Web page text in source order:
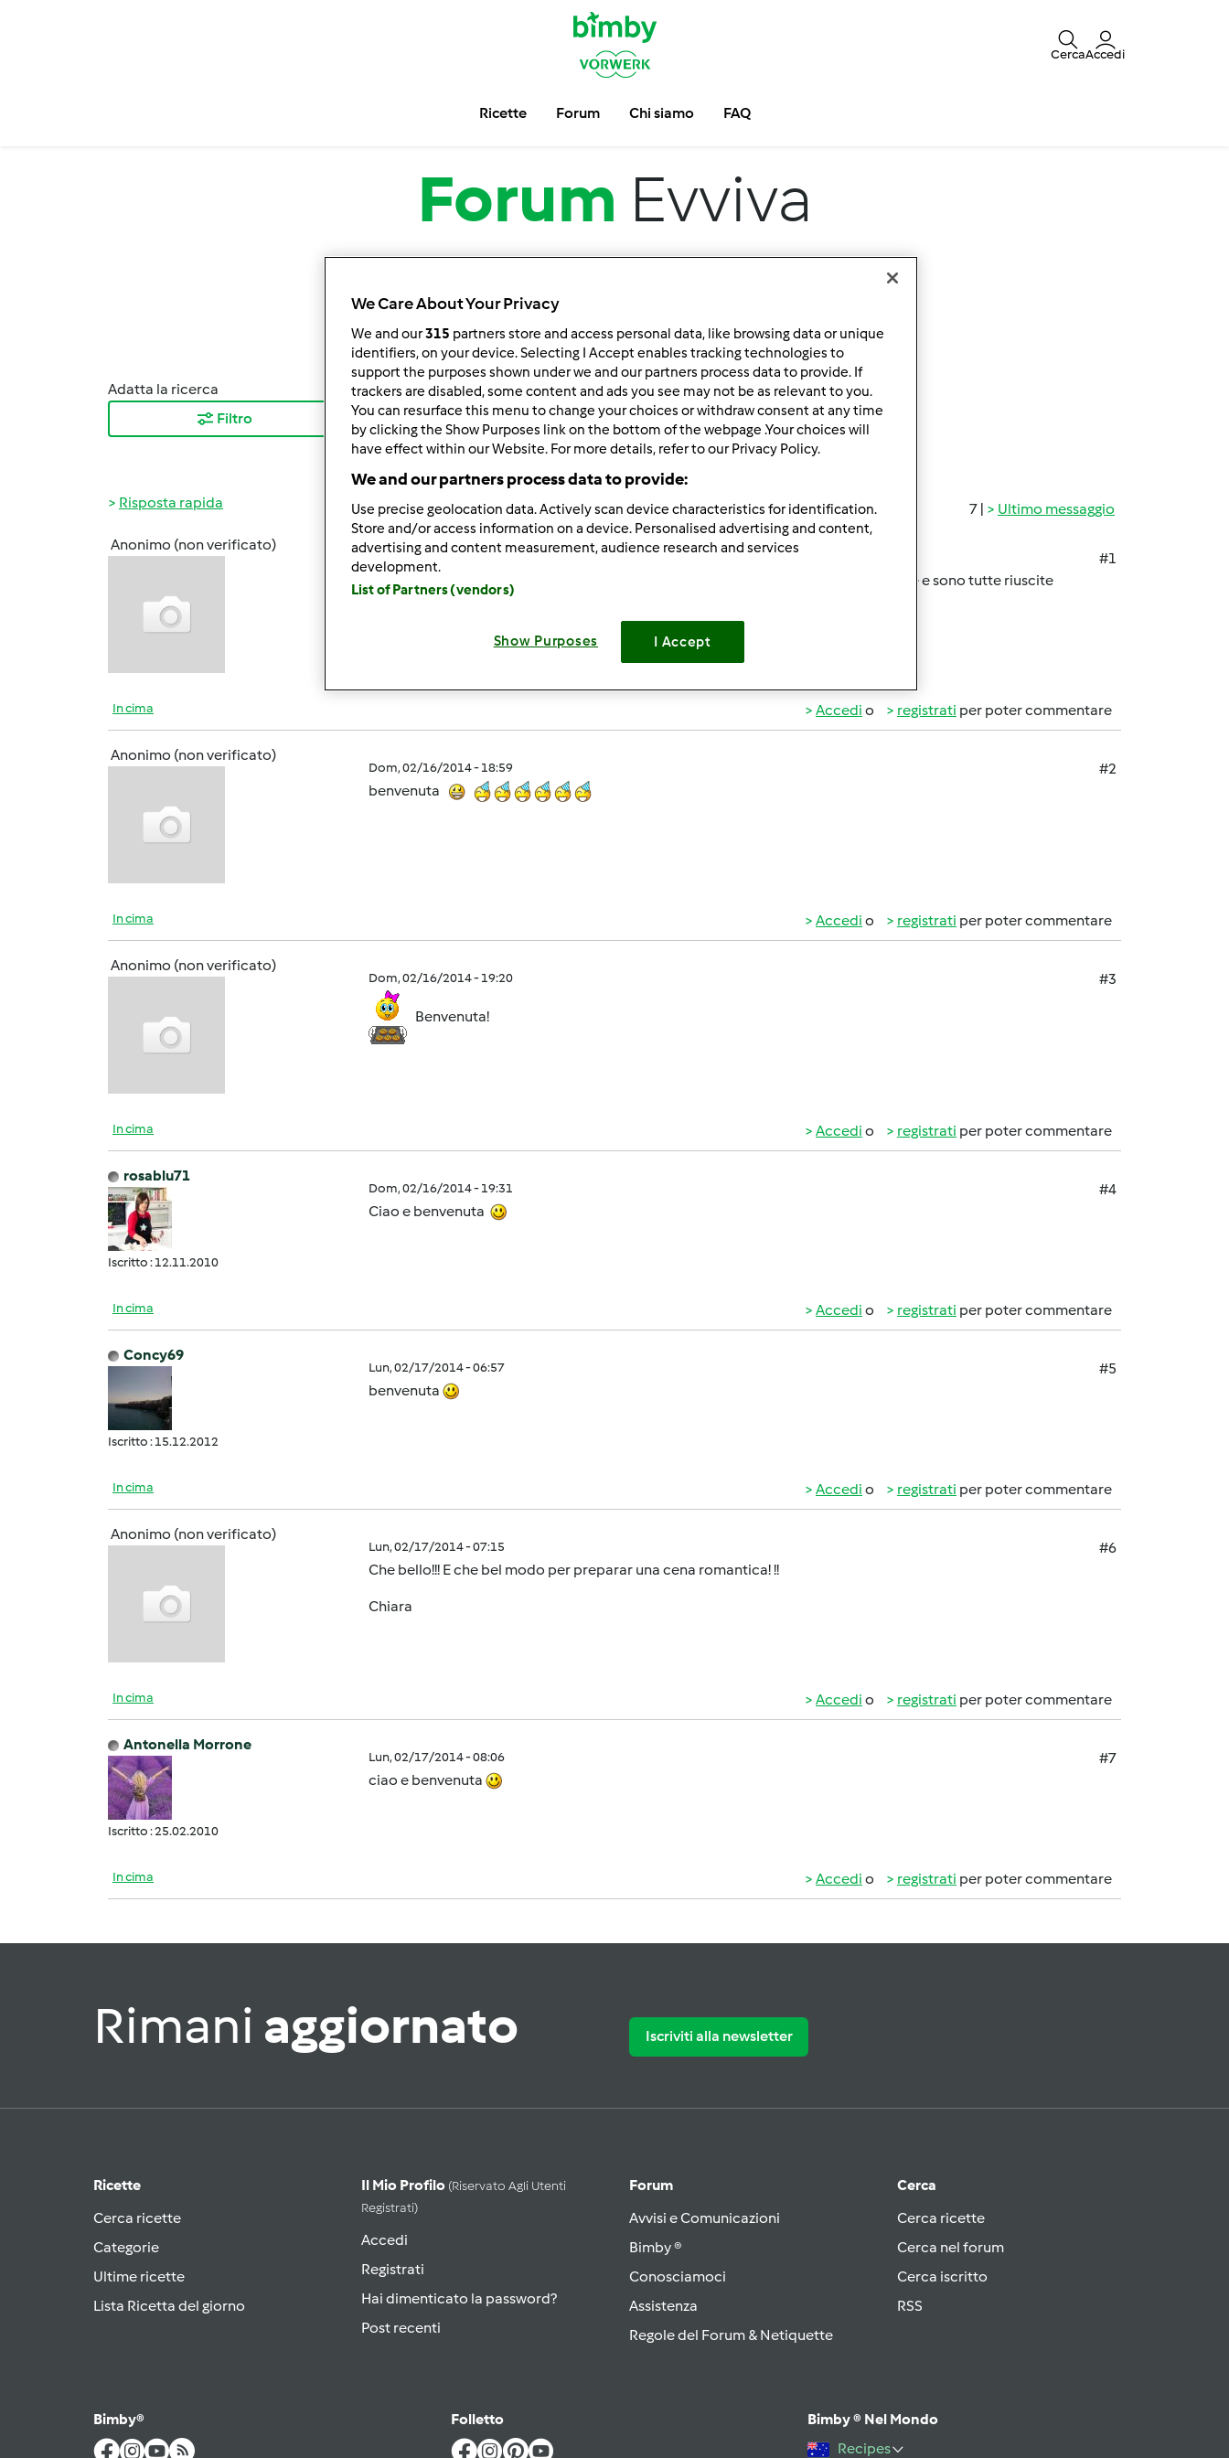
CercaAccedi
Ricette Forum Chi siamo FAQ
Forum Evviva
Adatta la ricerca
Filtro
Ordina per:
I risultati più recenti
Risultati per pagina:
10
7 | Ultimo messaggio
Risposta rapida
Anonimo (non verificato)
Dom, 02/16/2014 - 18:58
#1
Il giorno di San Valentino ,dopo tre settimane mi e' arrivato.Ho gia fatto tante ricette e sono tutte riuscite
In cima Accedi o registrati per poter commentare
Anonimo (non verificato)
Dom, 02/16/2014 - 18:59
#2
benvenuta
In cima Accedi o registrati per poter commentare
Anonimo (non verificato)
Dom, 02/16/2014 - 19:20 #3
Benvenuta!
In cima Accedi o registrati per poter commentare
rosablu71
Iscritto : 12.11.2010
Dom, 02/16/2014 - 19:31
#4
Ciao e benvenuta
In cima Accedi o registrati per poter commentare
Concy69
Iscritto : 15.12.2012
Lun, 02/17/2014 - 06:57
#5
benvenuta
In cima Accedi o registrati per poter commentare
Anonimo (non verificato)
Lun, 02/17/2014 - 07:15
#6
Che bello!!! E che bel modo per preparar una cena romantica! !!
Chiara
In cima Accedi o registrati per poter commentare
Antonella Morrone
Iscritto : 25.02.2010
Lun, 02/17/2014 - 08:06
#7
ciao e benvenuta
In cima Accedi o registrati per poter commentare
Rimani aggiornato Iscriviti alla newsletter
Ricette
Cerca ricette
Categorie
Ultime ricette
Lista Ricetta del giorno
Il Mio Profilo (riservato Agli Utenti
Registrati)
Accedi
Registrati
Hai dimenticato la password?
Post recenti
Forum
Avvisi e Comunicazioni
Bimby ®
Conosciamoci
Assistenza
Regole del Forum & Netiquette
Cerca
Cerca ricette
Cerca nel forum
Cerca iscritto
RSS
Bimby® Folletto
Bimby ® Nel Mondo
Recipes
We Care About Your Privacy
We and our315 partners store and access personal data, like browsing data or unique
identifiers, on your device. Selecting I Accept enables tracking technologies to
support the purposes shown under we and our partners process data to provide. If
trackers are disabled, some content and ads you see may not be as relevant to you.
You can resurface this menu to change your choices or withdraw consent at any time
by clicking the Show Purposes link on the bottom of the webpage .Your choices will
have effect within our Website. For more details, refer to our Privacy Policy.
We and our partners process data to provide:
Use precise geolocation data. Actively scan device characteristics for identification.
Store and/or access information on a device. Personalised advertising and content,
advertising and content measurement, audience research and services
development.
List of Partners (vendors)
Show Purposes I Accept